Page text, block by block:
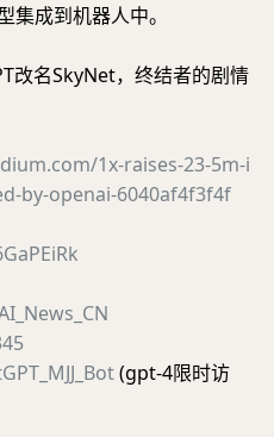
集成到机器人中。
改名SkyNet，终结者的剧情
1x-raises-23-5m-i
by-openai-6040af4f3f4f
(gpt-4限时访